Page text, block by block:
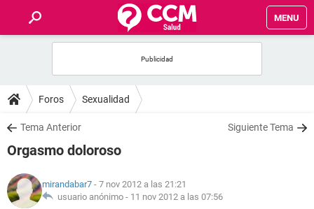
MENU
FOROS
SALUD
FAMILIA
NUTRICIÓN
Foros Sexualidad
Tema Anterior Siguiente Tema
Orgasmo doloroso
mirandabar7 - 7 nov 2012 a las 21:21
usuario anónimo - 11 nov 2012 a las 07:56